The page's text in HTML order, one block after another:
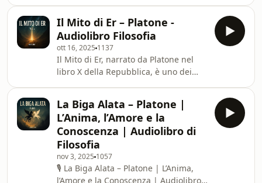
analizziamo il significato filosofico del
mito, il percorso di liberazione dell’
esploriamo il significato filosofico
dell’Iperuranio, il suo rapporto con il
mondo materiale e il ruolo della
conoscenza come ricordo di una
verità originaria.Attraverso il pensiero
platonico analizziamo la distinzione
tra apparenza e realtà, tra opi
Il Mito di Er – Platone -
Audiolibro Filosofia
ott 16, 2025 1137
Il Mito di Er, narrato da Platone nel
libro X della Repubblica, è uno dei
dell’aldilà, della giustizia e del destino
dell’anima dopo la morte, che unisce
mito e riflessione
filosofica.Immergetevi in questo
audiolibro con la voce della Locanda
della Tormenta, per scoprire come
La Biga Alata – Platone |
L’Anima, l’Amore e la
Conoscenza | Audiolibro di
Filosofia
nov 3, 2025 1057
🎙️ La Biga Alata – Platone | L’Anima,
l’Amore e la Conoscenza | Audiolibro